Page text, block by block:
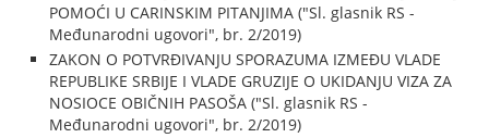
POMOĆI U CARINSKIM PITANJIMA ("Sl. glasnik RS -
Međunarodni ugovori", br. 2/2019)
ZAKON O POTVRĐIVANJU SPORAZUMA IZMEĐU VLADE
REPUBLIKE SRBIJE I VLADE GRUZIJE O UKIDANJU VIZA ZA
NOSIOCE OBIČNIH PASOŠA ("Sl. glasnik RS -
Međunarodni ugovori", br. 2/2019)